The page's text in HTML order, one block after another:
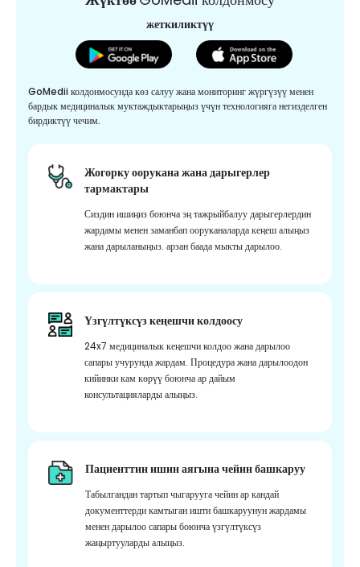
жеткиликтүү
GoMedii колдонмосунда көз салуу жана мониторинг жүргүзүү менен
бардык медициналык муктаждыктарыңыз үчүн технологияга негизделген
бирдиктүү чечим.
Жогорку оорукана жана дарыгерлер
тармактары
Сиздин ишиңиз боюнча эң тажрыйбалуу дарыгерлердин
жардамы менен заманбап ооруканаларда кеңеш алыңыз
жана дарыланыңыз. арзан баада мыкты дарылоо.
Үзгүлтүксүз кеңешчи колдоосу
24x7 медициналык кеңешчи колдоо жана дарылоо
сапары учурунда жардам. Процедура жана дарылоодон
кийинки кам көрүү боюнча ар дайым
консультацияларды алыңыз.
Пациенттин ишин аягына чейин башкаруу
Табылгандан тартып чыгарууга чейин ар кандай
документтерди камтыган ишти башкаруунун жардамы
менен дарылоо сапары боюнча үзгүлтүксүз
жаңыртууларды алыңыз.